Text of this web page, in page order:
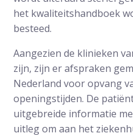
het kwaliteitshandboek
besteed.
Aangezien de klinieken
zijn, zijn er afspraken
Nederland voor opvang
openingstijden. De
uitgebreide informatie
uitleg om aan het